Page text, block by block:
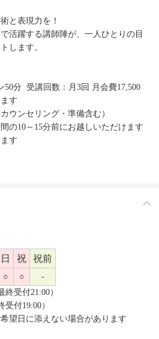
と表現力を！
活躍する講師陣が、一人ひとりの目
します。
分 受講回数：月3回 月会費17,500
す
ウンセリング・準備含む）
の10～15分前にお越しいただけます
す
日 祝 祝前
○ ○
-
終受付21:00）
受付19:00）
望日に添えない場合があります